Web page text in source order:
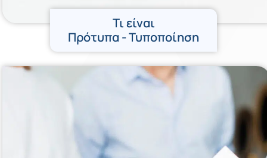
Τι είναι
Πρότυπα - Τυποποίηση